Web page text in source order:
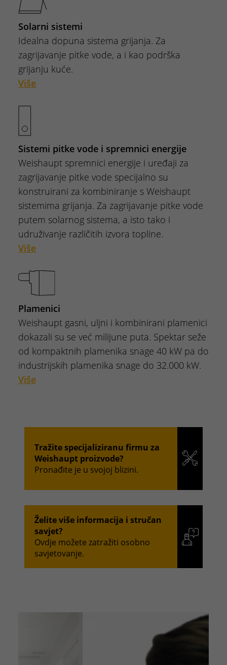
Solarni sistemi
Idealna dopuna sistema grijanja. Za
zagrijavanje pitke vode, a i kao podrška
grijanju kuće.
Više
Sistemi pitke vode i spremnici energije
Weishaupt spremnici energije i uređaji za
zagrijavanje pitke vode specijalno su
konstruirani za kombiniranje s Weishaupt
sistemima grijanja. Za zagrijavanje pitke vode
putem solarnog sistema, a isto tako i
udruživanje različitih izvora topline.
Više
Plamenici
Weishaupt gasni, uljni i kombinirani plamenici
dokazali su se već milijune puta. Spektar seže
od kompaktnih plamenika snage 40 kW pa do
industrijskih plamenika snage do 32.000 kW.
Više
Tražite specijaliziranu firmu za
Weishaupt proizvode?
Pronađite je u svojoj blizini.
Želite više informacija i stručan
savjet?
Ovdje možete zatražiti osobno
savjetovanje.